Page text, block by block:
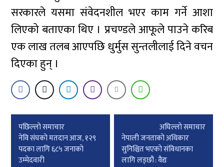
सरकारले यसमा संवेदनशील भएर काम गर्ने आशा
लिएको बताएका थिए । प्रचण्डले आफूले पाउने करिब
एक लाख तलब आएपछि धुर्मुस सुन्तलीलाई दिने वचन
दिएका हुन् ।
Post
navigation
पछिल्लाे समाचार
नेवि संघको मतदान आज, १२९
पदका लागि ६८५ जनाको
उम्मेदवारी
अघिल्लाे समाचार
नेपाली जनताको अधिकार
सुनिश्चित भएको संविधानका
लागि लड्छौं : वैद्य